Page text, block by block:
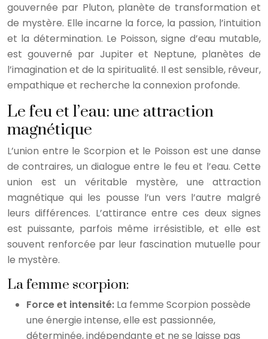
gouvernée par Pluton, planète de transformation et
de mystère. Elle incarne la force, la passion, l’intuition
et la détermination. Le Poisson, signe d’eau mutable,
est gouverné par Jupiter et Neptune, planètes de
l’imagination et de la spiritualité. Il est sensible, rêveur,
empathique et recherche la connexion profonde.
Le feu et l’eau: une attraction
magnétique
L’union entre le Scorpion et le Poisson est une danse
de contraires, un dialogue entre le feu et l’eau. Cette
union est un véritable mystère, une attraction
magnétique qui les pousse l’un vers l’autre malgré
leurs différences. L’attirance entre ces deux signes
est puissante, parfois même irrésistible, et elle est
souvent renforcée par leur fascination mutuelle pour
le mystère.
La femme scorpion:
Force et intensité: La femme Scorpion possède
une énergie intense, elle est passionnée,
déterminée, indépendante et ne se laisse pas